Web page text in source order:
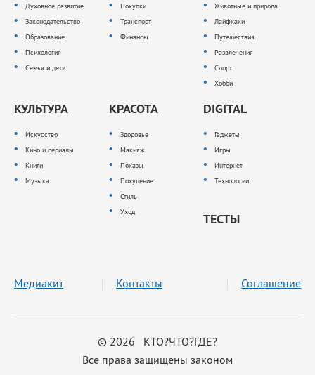
Духовное развитие
Законодательство
Образование
Психология
Семья и дети
Покупки
Транспорт
Финансы
Животные и природа
Лайфхаки
Путешествия
Развлечения
Спорт
Хобби
КУЛЬТУРА
Искусство
Кино и сериалы
Книги
Музыка
КРАСОТА
Здоровье
Макияж
Показы
Похудение
Стиль
Уход
DIGITAL
Гаджеты
Игры
Интернет
Технологии
ТЕСТЫ
© 2026 КТО?ЧТО?ГДЕ?
Все права защищены законом
Медиакит Контакты Соглашение